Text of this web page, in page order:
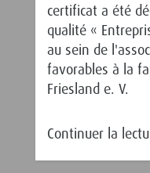
certificat a été
qualité «
au sein de
favorables à la
Friesland e. V.
Continuer la